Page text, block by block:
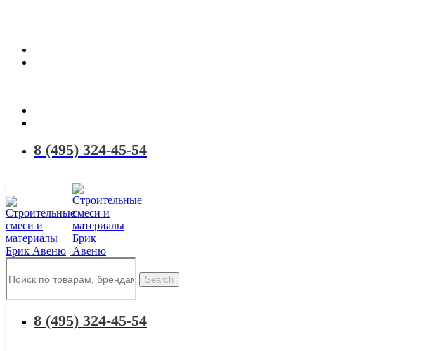
8 (495) 324-45-54
Search
8 (495) 324-45-54